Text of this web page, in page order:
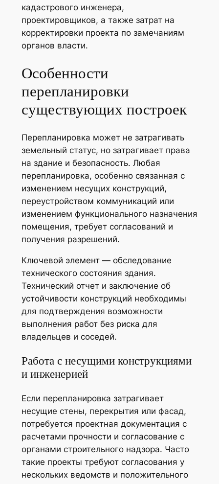
кадастрового инженера,
проектировщиков, а также затрат на
корректировки проекта по замечаниям
органов власти.
Особенности
перепланировки
существующих построек
Перепланировка может не затрагивать
земельный статус, но затрагивает права
на здание и безопасность. Любая
перепланировка, особенно связанная с
изменением несущих конструкций,
переустройством коммуникаций или
изменением функционального назначения
помещения, требует согласований и
получения разрешений.
Ключевой элемент — обследование
технического состояния здания.
Технический отчет и заключение об
устойчивости конструкций необходимы
для подтверждения возможности
выполнения работ без риска для
владельцев и соседей.
Работа с несущими конструкциями
и инженерией
Если перепланировка затрагивает
несущие стены, перекрытия или фасад,
потребуется проектная документация с
расчетами прочности и согласование с
органами строительного надзора. Часто
такие проекты требуют согласования у
нескольких ведомств и положительного